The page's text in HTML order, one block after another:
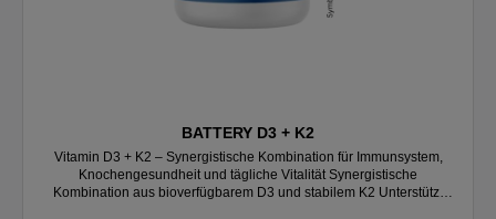
BATTERY D3 + K2
Vitamin D3 + K2 – Synergistische Kombination für Immunsystem,
Knochengesundheit und tägliche Vitalität Synergistische
Kombination aus bioverfügbarem D3 und stabilem K2 Unterstützt